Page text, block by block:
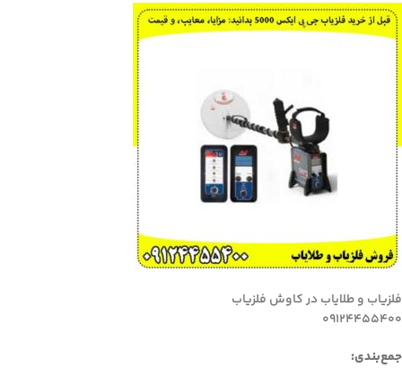
فلزیاب و طلایاب در کاوش فلزیاب
09124455400
جمع‌بندی: